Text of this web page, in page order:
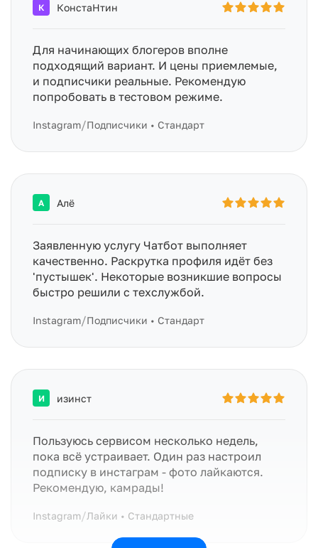
К КонстаНтин
Для начинающих блогеров вполне
подходящий вариант. И цены приемлемые,
и подписчики реальные. Рекомендую
попробовать в тестовом режиме.
Instagram/Подписчики • Стандарт
А Алё
Заявленную услугу Чатбот выполняет
качественно. Раскрутка профиля идёт без
'пустышек'. Некоторые возникшие вопросы
быстро решили с техслужбой.
Instagram/Подписчики • Стандарт
И изинст
Пользуюсь сервисом несколько недель,
пока всё устраивает. Один раз настроил
подписку в инстаграм - фото лайкаются.
Рекомендую, камрады!
Instagram/Лайки • Стандартные